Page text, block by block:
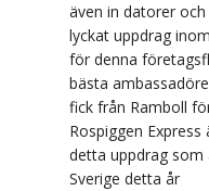
Packtips inför flytt
Magasinering & övriga
Magasinering
Återvinning/
även in datorer
lyckat uppdrag
för denna
bästa
fick från Ramboll
Rospiggen
detta uppdrag
Sverige detta år